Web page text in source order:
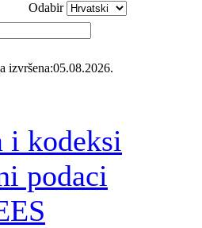
Odabir
izvršena:05.08.2026.
i kodeksi
podaci